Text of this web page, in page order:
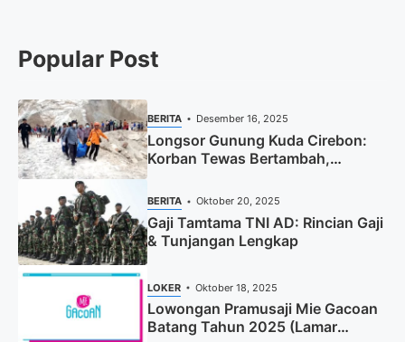
Popular Post
BERITA Desember 16, 2025
Longsor Gunung Kuda Cirebon:
Korban Tewas Bertambah,
Pencarian Dihentikan
BERITA Oktober 20, 2025
Gaji Tamtama TNI AD: Rincian Gaji
& Tunjangan Lengkap
LOKER Oktober 18, 2025
Lowongan Pramusaji Mie Gacoan
Batang Tahun 2025 (Lamar